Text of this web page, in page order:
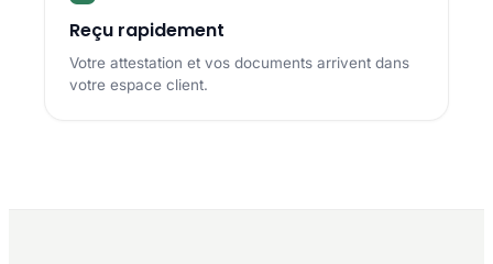
Reçu rapidement
Votre attestation et vos documents arrivent dans
votre espace client.